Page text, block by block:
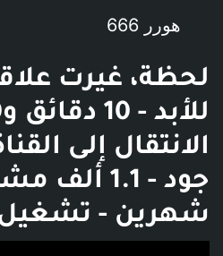
هورر 666
لحظة، غيرت
الانتقال إلى
جود - 1.1
شهرين - تشغيل